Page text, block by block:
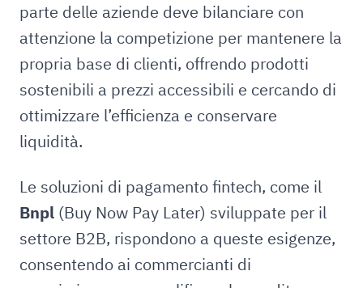
parte delle aziende deve bilanciare con
attenzione la competizione per mantenere la
propria base di clienti, offrendo prodotti
sostenibili a prezzi accessibili e cercando di
ottimizzare l’efficienza e conservare
liquidità.
Le soluzioni di pagamento fintech, come il
Bnpl (Buy Now Pay Later) sviluppate per il
settore B2B, rispondono a queste esigenze,
consentendo ai commercianti di